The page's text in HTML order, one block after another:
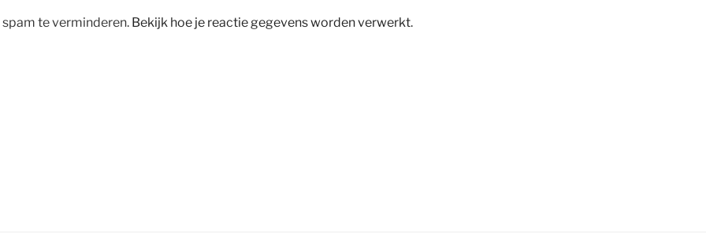
te verminderen. Bekijk hoe je reactie gegevens worden verwerkt.